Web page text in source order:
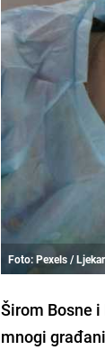
Foto: Pexels /
Širom Bosne
mnogi